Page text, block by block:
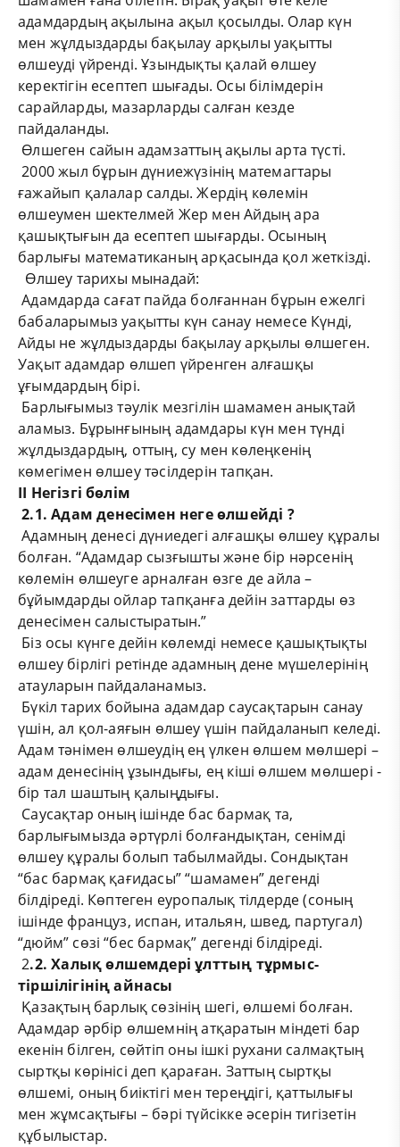
адамдардың ақылына ақыл қосылды. Олар күн
мен жұлдыздарды бақылау арқылы уақытты
өлшеуді үйренді. Ұзындықты қалай өлшеу
керектігін есептеп шығады. Осы білімдерін
сарайларды, мазарларды салған кезде
пайдаланды.
Өлшеген сайын адамзаттың ақылы арта түсті.
2000 жыл бұрын дүниежүзінің матемагтары
ғажайып қалалар салды. Жердің көлемін
өлшеумен шектелмей Жер мен Айдың ара
қашықтығын да есептеп шығарды. Осының
барлығы математиканың арқасында қол жеткізді.
Өлшеу тарихы мынадай:
Адамдарда сағат пайда болғаннан бұрын ежелгі
бабаларымыз уақытты күн санау немесе Күнді,
Айды не жұлдыздарды бақылау арқылы өлшеген.
Уақыт адамдар өлшеп үйренген алғашқы
ұғымдардың бірі.
Барлығымыз тәулік мезгілін шамамен анықтай
аламыз. Бұрынғының адамдары күн мен түнді
жұлдыздардың, оттың, су мен көлеңкенің
көмегімен өлшеу тәсілдерін тапқан.
II Негізгі бөлім
2.1. Адам денесімен неге өлшейді ?
Адамның денесі дүниедегі алғашқы өлшеу құралы
болған. “Адамдар сызғышты және бір нәрсенің
көлемін өлшеуге арналған өзге де айла –
бұйымдарды ойлар тапқанға дейін заттарды өз
денесімен салыстыратын.”
Біз осы күнге дейін көлемді немесе қашықтықты
өлшеу бірлігі ретінде адамның дене мүшелерінің
атауларын пайдаланамыз.
Бүкіл тарих бойына адамдар саусақтарын санау
үшін, ал қол-аяғын өлшеу үшін пайдаланып келеді.
Адам тәнімен өлшеудің ең үлкен өлшем мөлшері –
адам денесінің ұзындығы, ең кіші өлшем мөлшері -
бір тал шаштың қалыңдығы.
Саусақтар оның ішінде бас бармақ та,
барлығымызда әртүрлі болғандықтан, сенімді
өлшеу құралы болып табылмайды. Сондықтан
“бас бармақ қағидасы” “шамамен” дегенді
білдіреді. Көптеген еуропалық тілдерде (соның
ішінде француз, испан, итальян, швед, партугал)
“дюйм” сөзі “бес бармақ” дегенді білдіреді.
2.2. Халық өлшемдері ұлттың тұрмыс-
тіршілігінің айнасы
Қазақтың барлық сөзінің шегі, өлшемі болған.
Адамдар әрбір өлшемнің атқаратын міндеті бар
екенін білген, сөйтіп оны ішкі рухани салмақтың
сыртқы көрінісі деп қараған. Заттың сыртқы
өлшемі, оның биіктігі мен тереңдігі, қаттылығы
мен жұмсақтығы – бәрі түйсікке әсерін тигізетін
құбылыстар.